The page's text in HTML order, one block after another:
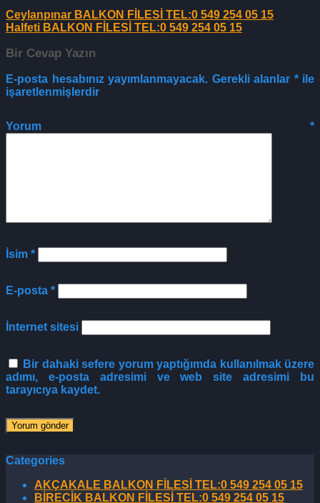
Ceylanpınar BALKON FİLESİ TEL:0 549 254 05 15
Halfeti BALKON FİLESİ TEL:0 549 254 05 15
Bir Cevap Yazın
E-posta hesabınız yayımlanmayacak. Gerekli alanlar *ile
işaretlenmişlerdir
Yorum *
İsim *
E-posta *
İnternet sitesi
Bir dahaki sefere yorum yaptığımda kullanılmak üzere
adımı, e-posta adresimi ve web site adresimi bu
tarayıcıya kaydet.
Categories
AKÇAKALE BALKON FİLESİ TEL:0 549 254 05 15
BİRECİK BALKON FİLESİ TEL:0 549 254 05 15